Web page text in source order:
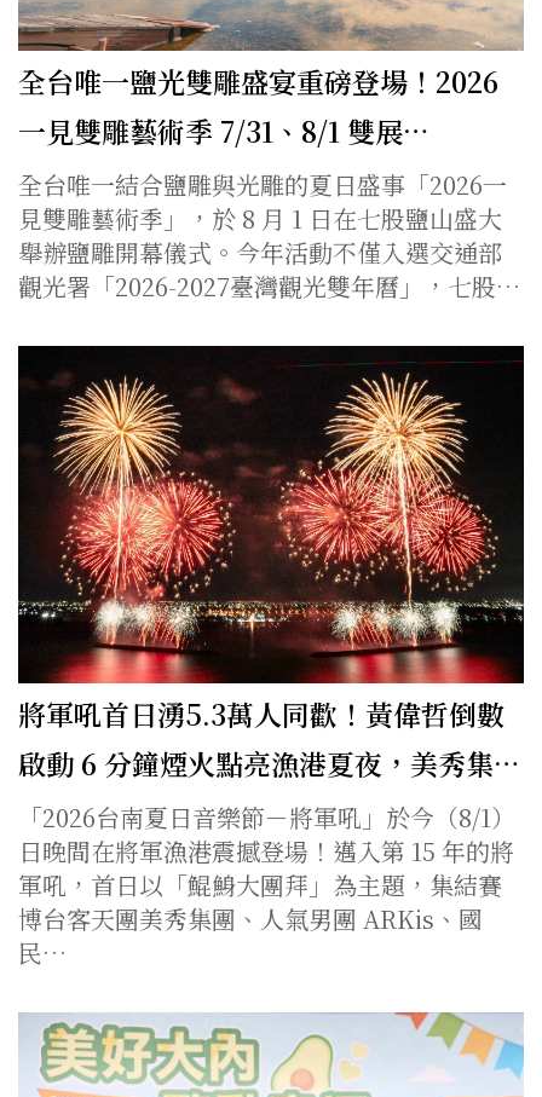
全台唯一鹽光雙雕盛宴重磅登場！2026
一見雙雕藝術季 7/31、8/1 雙展…
全台唯一結合鹽雕與光雕的夏日盛事「2026一
見雙雕藝術季」，於 8 月 1 日在七股鹽山盛大
舉辦鹽雕開幕儀式。今年活動不僅入選交通部
觀光署「2026-2027臺灣觀光雙年曆」，七股…
將軍吼首日湧5.3萬人同歡！黃偉哲倒數
啟動 6 分鐘煙火點亮漁港夏夜，美秀集…
「2026台南夏日音樂節－將軍吼」於今（8/1）
日晚間在將軍漁港震撼登場！邁入第 15 年的將
軍吼，首日以「鯤鯓大團拜」為主題，集結賽
博台客天團美秀集團、人氣男團 ARKis、國
民…